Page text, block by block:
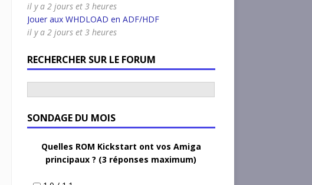
il y a 2 jours et 3 heures
Jouer aux WHDLOAD en ADF/HDF
il y a 2 jours et 3 heures
RECHERCHER SUR LE FORUM
SONDAGE DU MOIS
Quelles ROM Kickstart ont vos Amiga
principaux ? (3 réponses maximum)